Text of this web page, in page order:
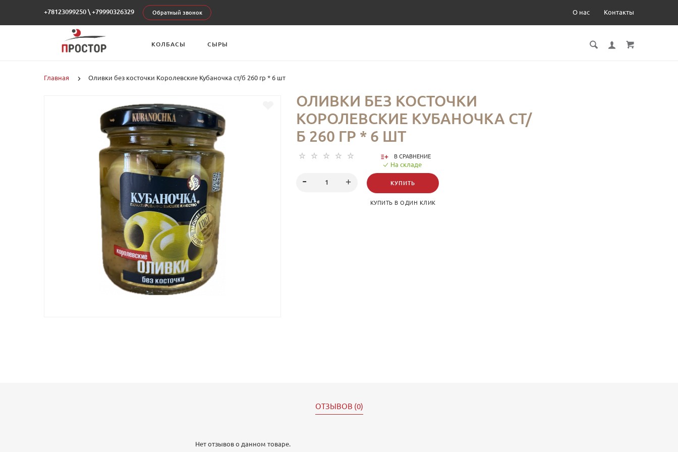
+78123099250 \ +79990326329 Обратный звонок О нас Контакты
КОЛБАСЫ СЫРЫ
Главная Оливки без косточки Королевские Кубаночка ст/б 260 гр * 6 шт
ОЛИВКИ БЕЗ КОСТОЧКИ
КОРОЛЕВСКИЕ КУБАНОЧКА СТ/
Б 260 ГР * 6 ШТ
В СРАВНЕНИЕ
На складе
КУПИТЬ
КУПИТЬ В ОДИН КЛИК
ОТЗЫВОВ (0)
Нет отзывов о данном товаре.